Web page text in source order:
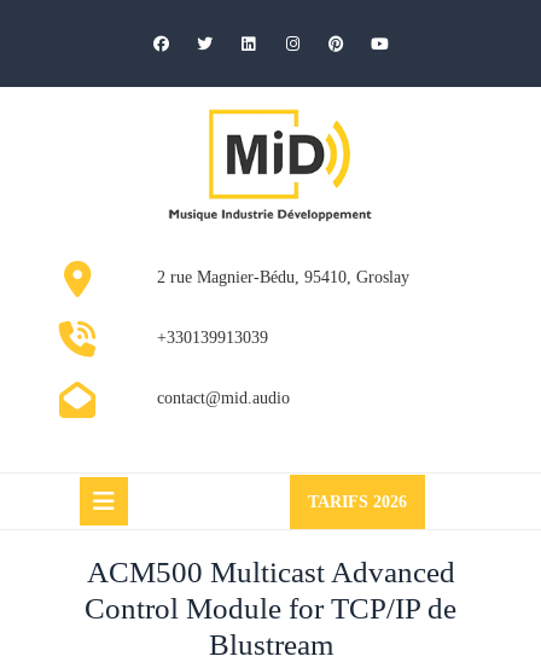
2 rue Magnier-Bédu, 95410, Groslay
+330139913039
contact@mid.audio
Open
Button
TARIFS 2026Request
a
ACM500 Multicast Advanced
Control Module for TCP/IP de
Blustream